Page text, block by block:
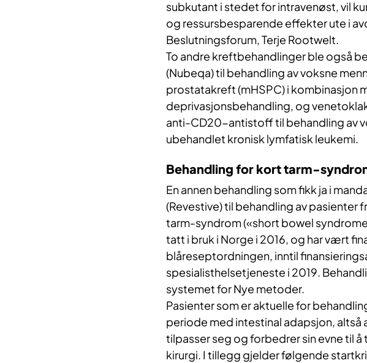
subkutant i stedet for intravenøst, vil
og ressursbesparende effekter ute i
Beslutningsforum, Terje Rootwelt.
To andre kreftbehandlinger ble også
(Nubeqa) til behandling av voksne
prostatakreft (mHSPC) i kombinasjon
deprivasjonsbehandling, og
anti-CD20-antistoff til behandling av
ubehandlet kronisk lymfatisk leukemi.
Behandling for kort tarm-
En annen behandling som fikk ja i
(Revestive) til behandling av pasienter
tarm-syndrom («short bowel
tatt i bruk i Norge i 2016, og har vært
blåreseptordningen, inntil
spesialisthelsetjeneste i 2019.
systemet for Nye metoder.
Pasienter som er aktuelle for
periode med intestinal adapsjon,
tilpasser seg og forbedrer sin evne til
kirurgi. I tillegg gjelder følgende